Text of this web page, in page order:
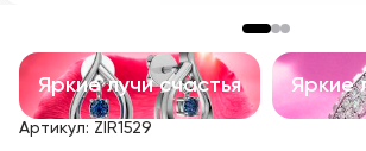
Аксессуары
Все
Яркие лучи счастья Яркие
Артикул: ZIR1529